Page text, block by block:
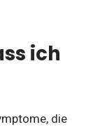
ich
die